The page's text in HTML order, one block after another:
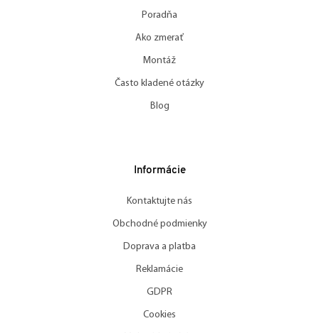
Poradňa
Ako zmerať
Montáž
Často kladené otázky
Blog
Informácie
Kontaktujte nás
Obchodné podmienky
Doprava a platba
Reklamácie
GDPR
Cookies